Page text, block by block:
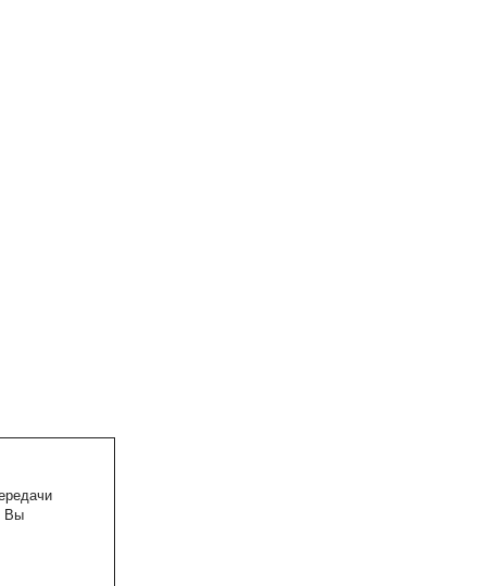
Вы